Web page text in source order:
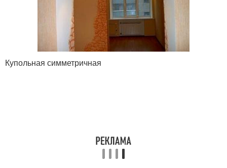
Купольная симметричная